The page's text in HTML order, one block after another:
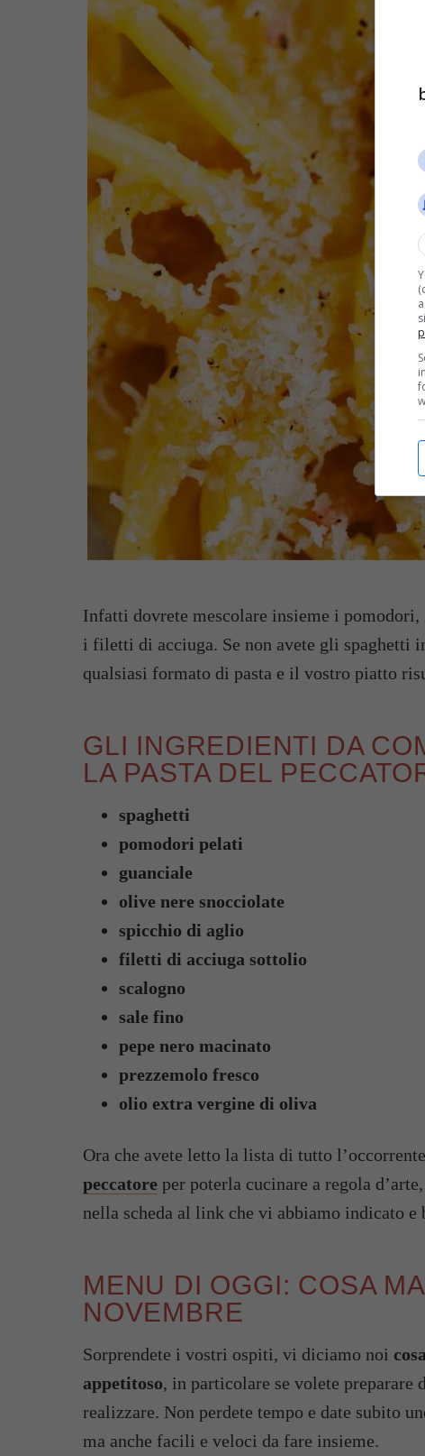
Infatti dovrete mescolare insieme i
i filetti di acciuga. Se non avete gli spaghetti
qualsiasi formato di pasta e il vostro piatto
GLI INGREDIENTI DA
LA PASTA DEL
spaghetti
pomodori pelati
guanciale
olive nere snocciolate
spicchio di aglio
filetti di acciuga sottolio
scalogno
sale fino
pepe nero macinato
prezzemolo fresco
olio extra vergine di oliva
Ora che avete letto la lista di tutto
peccatore per poterla cucinare a regola
nella scheda al link che vi abbiamo indicato e
MENU DI OGGI: COSA
NOVEMBRE
Sorprendete i vostri ospiti, vi diciamo noi
appetitoso, in particolare se volete preparare
realizzare. Non perdete tempo e date subito
ma anche facili e veloci da fare insieme.